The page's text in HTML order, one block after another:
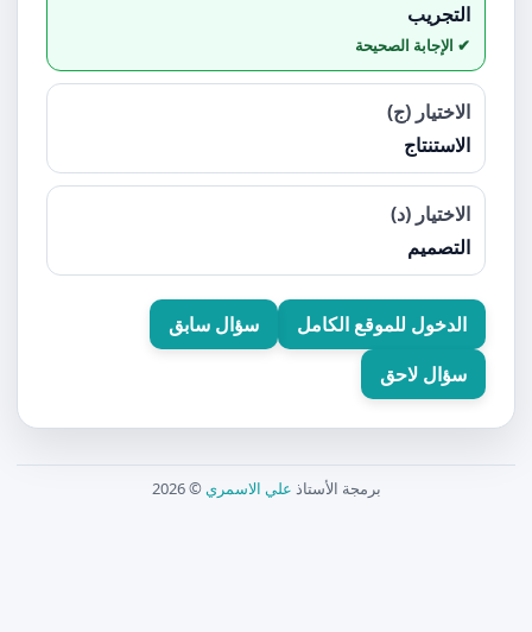
التجريب
الاختيار (ج)
الاستنتاج
الاختيار (د)
التصميم
الدخول للموقع الكامل
سؤال سابق
سؤال لاحق
برمجة الأستاذ علي الاسمري © 2026